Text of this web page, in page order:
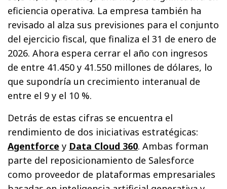
eficiencia operativa. La empresa también ha
revisado al alza sus previsiones para el conjunto
del ejercicio fiscal, que finaliza el 31 de enero de
2026. Ahora espera cerrar el año con ingresos
de entre 41.450 y 41.550 millones de dólares, lo
que supondría un crecimiento interanual de
entre el 9 y el 10 %.
Detrás de estas cifras se encuentra el
rendimiento de dos iniciativas estratégicas:
Agentforce y Data Cloud 360. Ambas forman
parte del reposicionamiento de Salesforce
como proveedor de plataformas empresariales